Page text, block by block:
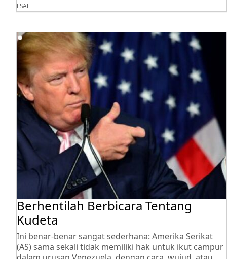
ESAI
Berhentilah Berbicara Tentang
Kudeta
Ini benar-benar sangat sederhana: Amerika Serikat
(AS) sama sekali tidak memiliki hak untuk ikut campur